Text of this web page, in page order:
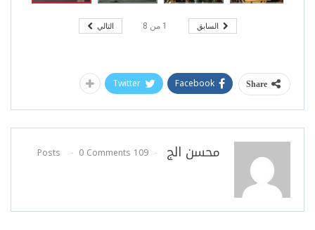
السابق 1 من 8 التالي
Share
Facebook
Twitter
محسن الج 109 Posts
0 Comments